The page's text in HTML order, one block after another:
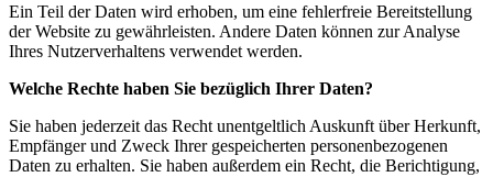
Ein Teil der Daten wird erhoben, um eine fehlerfreie Bereitstellung
der Website zu gewährleisten. Andere Daten können zur Analyse
Ihres Nutzerverhaltens verwendet werden.
Welche Rechte haben Sie bezüglich Ihrer Daten?
Sie haben jederzeit das Recht unentgeltlich Auskunft über Herkunft,
Empfänger und Zweck Ihrer gespeicherten personenbezogenen
Daten zu erhalten. Sie haben außerdem ein Recht, die Berichtigung,